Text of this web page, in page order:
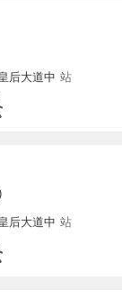
后大道中 站
后大道中 站